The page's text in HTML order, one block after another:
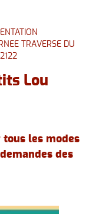
TRAVERSE DU
Lou
tous les modes
des